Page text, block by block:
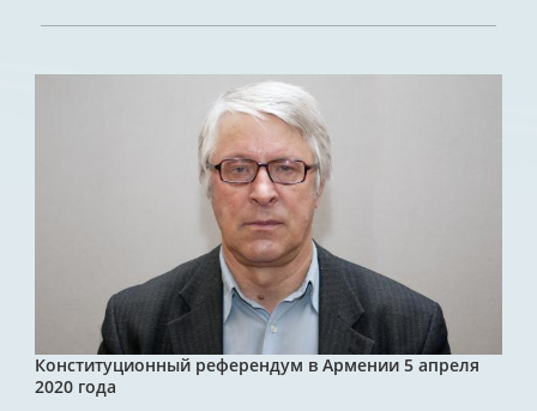
Конституционный референдум в Армении 5 апреля
2020 года